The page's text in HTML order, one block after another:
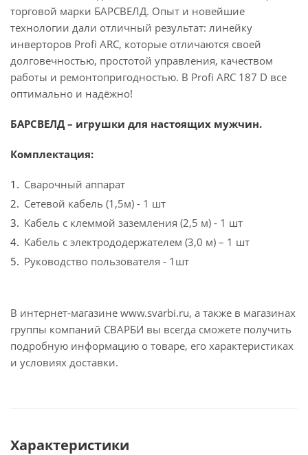
торговой марки БАРСВЕЛД. Опыт и новейшие
технологии дали отличный результат: линейку
инверторов Profi ARC, которые отличаются своей
долговечностью, простотой управления, качеством
работы и ремонтопригодностью. В Profi ARC 187 D все
оптимально и надёжно!
БАРСВЕЛД – игрушки для настоящих мужчин.
Комплектация:
Сварочный аппарат
Сетевой кабель (1,5м) - 1 шт
Кабель с клеммой заземления (2,5 м) - 1 шт
Кабель с электрододержателем (3,0 м) – 1 шт
Руководство пользователя - 1шт
В интернет-магазине www.svarbi.ru, а также в магазинах
группы компаний СВАРБИ вы всегда сможете получить
подробную информацию о товаре, его характеристиках
и условиях доставки.
Характеристики